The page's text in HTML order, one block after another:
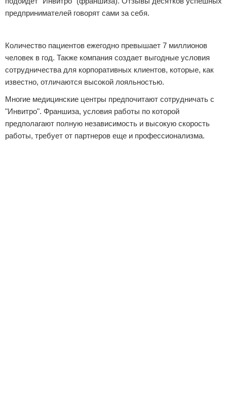
предпринимателей говорят сами за себя.
Количество пациентов ежегодно превышает 7 миллионов
человек в год. Также компания создает выгодные условия
сотрудничества для корпоративных клиентов, которые, как
известно, отличаются высокой лояльностью.
Многие медицинские центры предпочитают сотрудничать с
"Инвитро". Франшиза, условия работы по которой
предполагают полную независимость и высокую скорость
работы, требует от партнеров еще и профессионализма.